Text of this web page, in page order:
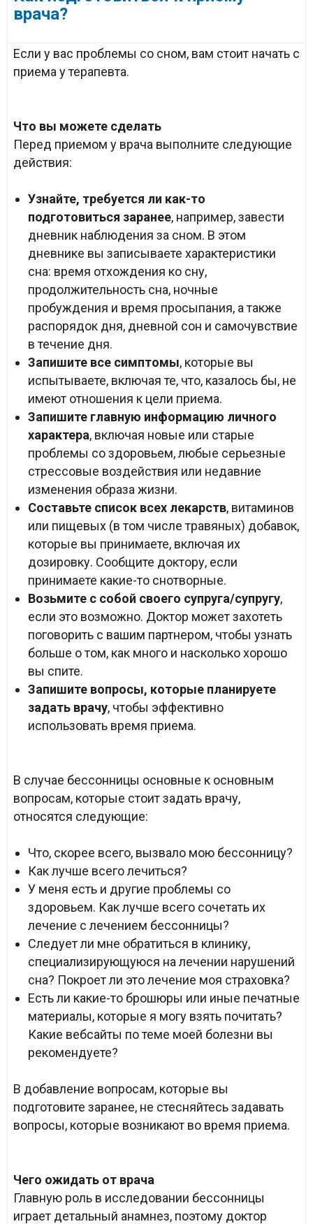
врача?
Если у вас проблемы со сном, вам стоит начать с
приема у терапевта.
Что вы можете сделать
Перед приемом у врача выполните следующие
действия:
Узнайте, требуется ли как-то
подготовиться заранее, например, завести
дневник наблюдения за сном. В этом
дневнике вы записываете характеристики
сна: время отхождения ко сну,
продолжительность сна, ночные
пробуждения и время просыпания, а также
распорядок дня, дневной сон и самочувствие
в течение дня.
Запишите все симптомы, которые вы
испытываете, включая те, что, казалось бы, не
имеют отношения к цели приема.
Запишите главную информацию личного
характера, включая новые или старые
проблемы со здоровьем, любые серьезные
стрессовые воздействия или недавние
изменения образа жизни.
Составьте список всех лекарств, витаминов
или пищевых (в том числе травяных) добавок,
которые вы принимаете, включая их
дозировку. Сообщите доктору, если
принимаете какие-то снотворные.
Возьмите с собой своего супруга/супругу,
если это возможно. Доктор может захотеть
поговорить с вашим партнером, чтобы узнать
больше о том, как много и насколько хорошо
вы спите.
Запишите вопросы, которые планируете
задать врачу, чтобы эффективно
использовать время приема.
В случае бессонницы основные к основным
вопросам, которые стоит задать врачу,
относятся следующие:
Что, скорее всего, вызвало мою бессонницу?
Как лучше всего лечиться?
У меня есть и другие проблемы со
здоровьем. Как лучше всего сочетать их
лечение с лечением бессонницы?
Следует ли мне обратиться в клинику,
специализирующуюся на лечении нарушений
сна? Покроет ли это лечение моя страховка?
Есть ли какие-то брошюры или иные печатные
материалы, которые я могу взять почитать?
Какие вебсайты по теме моей болезни вы
рекомендуете?
В добавление вопросам, которые вы
подготовите заранее, не стесняйтесь задавать
вопросы, которые возникают во время приема.
Чего ожидать от врача
Главную роль в исследовании бессонницы
играет детальный анамнез, поэтому доктор